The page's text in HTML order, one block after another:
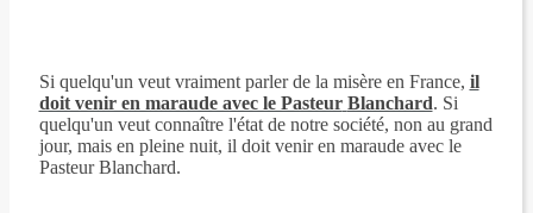
Si quelqu'un veut vraiment parler de la misère en France, il
doit venir en maraude avec le Pasteur Blanchard. Si
quelqu'un veut connaître l'état de notre société, non au grand
jour, mais en pleine nuit, il doit venir en maraude avec le
Pasteur Blanchard.